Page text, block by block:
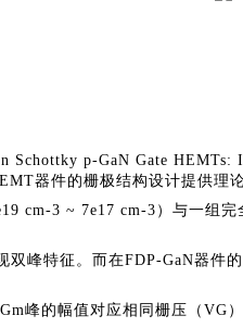
Schottky p-GaN Gate
器件的栅极结构设计提供理论
cm-3 ~ 7e17 cm-3）与一组
双峰特征。而在FDP-GaN器件
Gm峰的幅值对应相同栅压（VG